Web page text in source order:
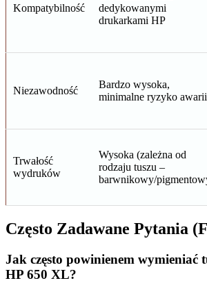
Kompatybilność
dedykowanymi
drukarkami HP
Niezawodność
Bardzo wysoka,
minimalne ryzyko awarii
Trwałość
wydruków
Wysoka (zależna od
rodzaju tuszu –
barwnikowy/
Często Zadawane Pytania
Jak często powinienem wymieniać
HP 650 XL?